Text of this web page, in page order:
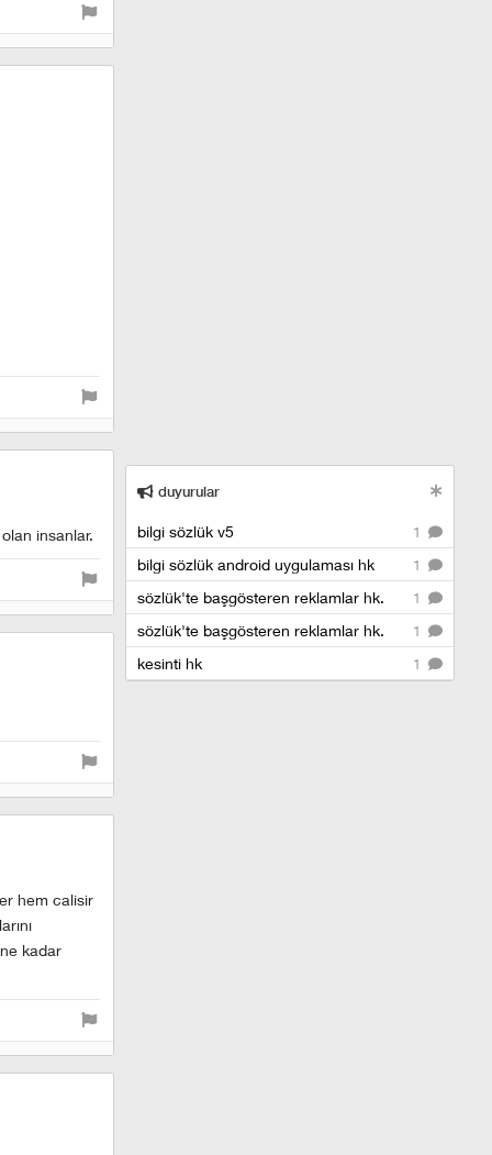
insanlar.
hem calisir
kadar
duyurular
1
bilgi sözlük v5
1
bilgi sözlük android uygulaması hk
1
sözlük'te başgösteren reklamlar hk.
1
sözlük'te başgösteren reklamlar hk.
1
kesinti hk